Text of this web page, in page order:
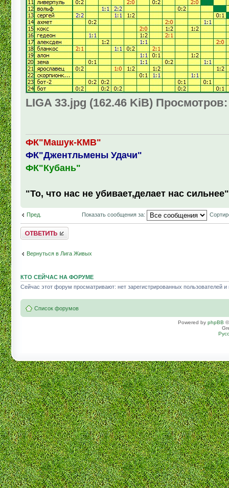
LIGA 33.jpg (162.46 KiB) Просмотров:
ФК"Машук-КМВ"
ФК"Джентльмены Удачи"
ФК"Кубань"
"То, что нас не убивает,делает нас сильнее"
Пред. Показать сообщения за:
Комментировать
Вернуться в Лига Живых
КТО СЕЙЧАС НА ФОРУМЕ
Сейчас этот форум просматривают: нет зарегистрированных пользователей и
Список форумов
Powered by phpBB